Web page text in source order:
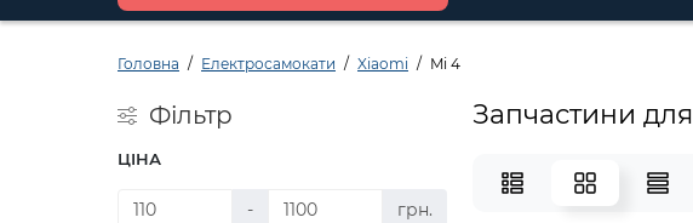
Головна Електросамокати Xiaomi Mi 4
Фільтр
ЦІНА
- грн.
Запчастини